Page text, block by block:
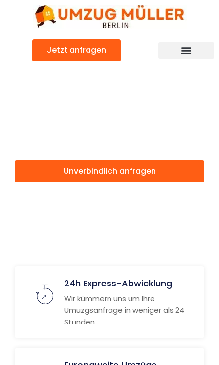
Jetzt anfragen
Unverbindlich anfragen
24h Express-Abwicklung
Wir kümmern uns um Ihre
Umuzgsanfrage in weniger als 24
Stunden.